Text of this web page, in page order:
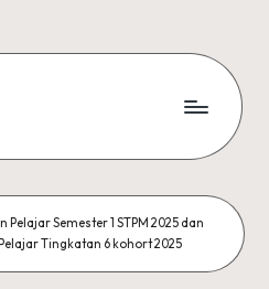
Pelajar Semester 1 STPM 2025 dan
Tingkatan 6 kohort 2025